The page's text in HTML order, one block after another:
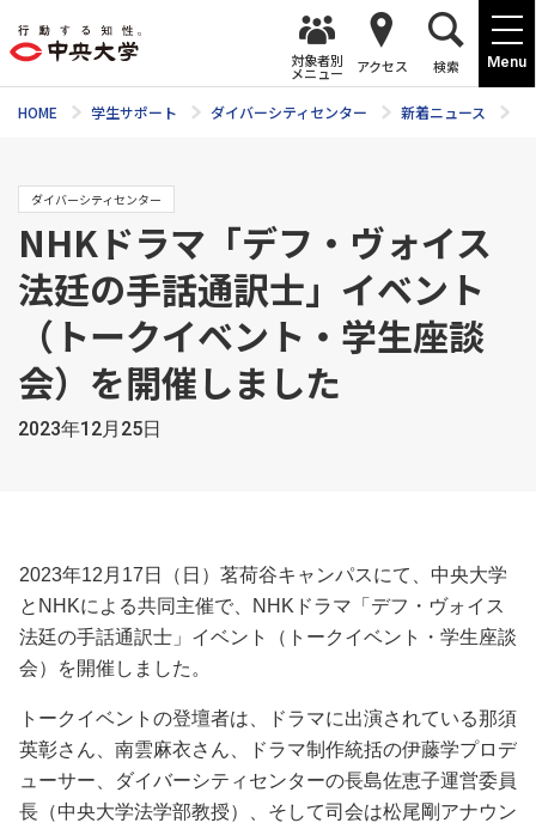
Menu
対象者別
メニュー アクセス 検索
HOME 学生サポート ダイバーシティセンター 新着ニュース
ダイバーシティセンター
NHKドラマ「デフ・ヴォイス
法廷の手話通訳士」イベント
（トークイベント・学生座談
会）を開催しました
2023年12月25日
2023年12月17日（日）茗荷谷キャンパスにて、中央大学
とNHKによる共同主催で、NHKドラマ「デフ・ヴォイス
法廷の手話通訳士」イベント（トークイベント・学生座談
会）を開催しました。
トークイベントの登壇者は、ドラマに出演されている那須
英彰さん、南雲麻衣さん、ドラマ制作統括の伊藤学プロデ
ューサー、ダイバーシティセンターの長島佐恵子運営委員
長（中央大学法学部教授）、そして司会は松尾剛アナウン